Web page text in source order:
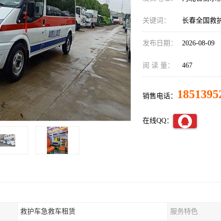
关键词： 长春全国救
发布日期： 2026-08-09
阅 读 量： 467
销售电话：
在线QQ：
救护车急救车租赁 服务特色